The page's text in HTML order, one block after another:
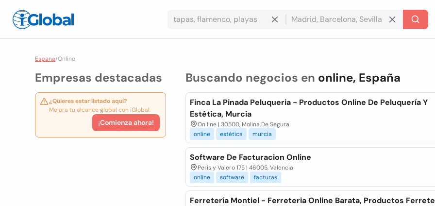
Espana/Online
Empresas destacadas
¿Quieres estar listado aquí?
Mejora tu alcance global con iGlobal.
¡Comienza ahora!
Buscando negocios en online, España
Finca La Pinada Peluqueria - Productos Online De Peluquería Y
Estética, Murcia
On line | 30500, Molina De Segura
online
estética murcia
Software De Facturacion Online
Peris y Valero 175 | 46005, Valencia
online
software facturas
Ferretería Montiel - Ferreteria Online Barata, Productos